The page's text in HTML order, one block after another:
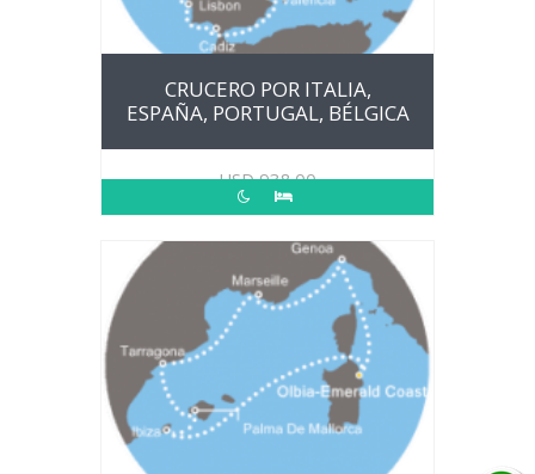
CRUCERO POR ITALIA,
ESPAÑA, PORTUGAL, BÉLGICA
USD938.00